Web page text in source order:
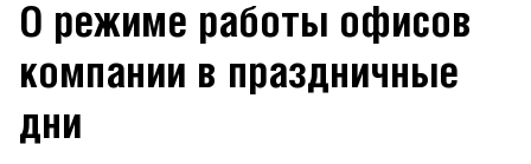
О режиме работы офисов
компании в праздничные
дни